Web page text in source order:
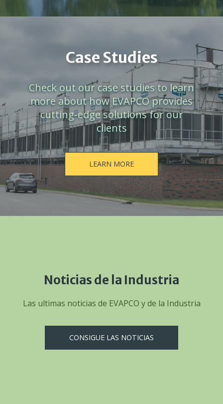
Case Studies
Check out our case studies to learn
more about how EVAPCO provides
cutting-edge solutions for our
clients
LEARN MORE
Noticias de la Industria
Las ultimas noticias de EVAPCO y de la Industria
CONSIGUE LAS NOTICIAS